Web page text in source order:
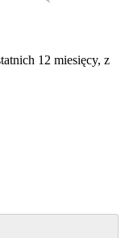
12 miesięcy, z